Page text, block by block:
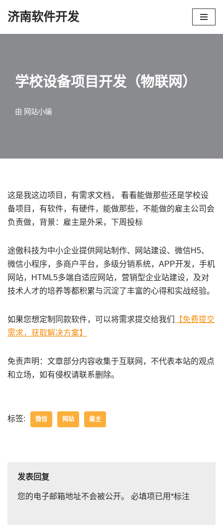
济南软件开发
学校设备项目开发（物联网）
由 网站小编
这是我这边项目，有需求文档， 看看能做那些还是学校设
备项目，有软件，有硬件，能做那些，不能做的雇主公司会
负责做，背景：雇主是外采，下周投标
途傲科技为中小企业提供网站制作、网站建设、微信H5、
微信小程序，多商户平台，多级分销系统，APP开发，手机
网站，HTML5多端自适应网站，营销型企业站建设，及对
技术人才的培养等都积累与沉淀了丰富的心得和实战经验。
如果您想定制同款软件，可以将需求提交给我们
【免费提交
需求，获取解决方案】
免责声明：文章部分内容收集于互联网，不代表本站的观点
和立场，如有侵权请联系删除。
标签: 微信 网站 雇主
发表回复
您的电子邮箱地址不会被公开。 必填项已用*标注